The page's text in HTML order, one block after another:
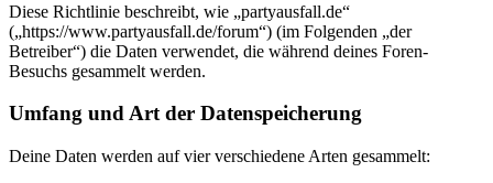
Diese Richtlinie beschreibt, wie „partyausfall.de“
(„https://www.partyausfall.de/forum“) (im Folgenden „der
Betreiber“) die Daten verwendet, die während deines Foren-
Besuchs gesammelt werden.
Umfang und Art der Datenspeicherung
Deine Daten werden auf vier verschiedene Arten gesammelt: